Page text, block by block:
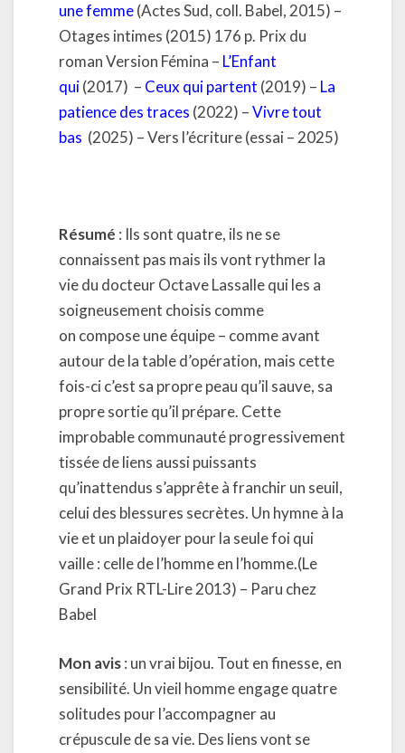
une femme(Actes Sud, coll. Babel, 2015) –
Otages intimes (2015) 176 p. Prix du
roman Version Fémina – L’Enfant
qui(2017) – Ceux qui partent (2019) – La
patience des traces (2022) –Vivre tout
bas (2025) – Vers l’écriture (essai – 2025)
Résumé : Ils sont quatre, ils ne se
connaissent pas mais ils vont rythmer la
vie du docteur Octave Lassalle qui les a
soigneusement choisis comme
on compose une équipe – comme avant
autour de la table d’opération, mais cette
fois-ci c’est sa propre peau qu’il sauve, sa
propre sortie qu’il prépare. Cette
improbable communauté progressivement
tissée de liens aussi puissants
qu’inattendus s’apprête à franchir un seuil,
celui des blessures secrètes. Un hymne à la
vie et un plaidoyer pour la seule foi qui
vaille : celle de l’homme en l’homme.(Le
Grand Prix RTL-Lire 2013) – Paru chez
Babel
Mon avis: un vrai bijou. Tout en finesse, en
sensibilité. Un vieil homme engage quatre
solitudes pour l’accompagner au
crépuscule de sa vie. Des liens vont se